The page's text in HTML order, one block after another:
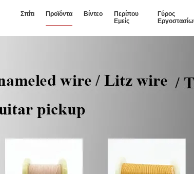
Σπίτι Προϊόντα Βίντεο
Περίπου
Εμείς
Γύρος